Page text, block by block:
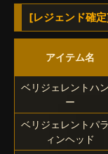
[レジェンド確
アイテム名
ベリジェレントハ
ー
ベリジェレントパ
ィンヘッド